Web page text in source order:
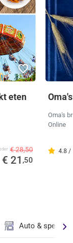
eten
€ 28,50
€ 21 ,50
Oma's
Online
4.8 /
Auto &